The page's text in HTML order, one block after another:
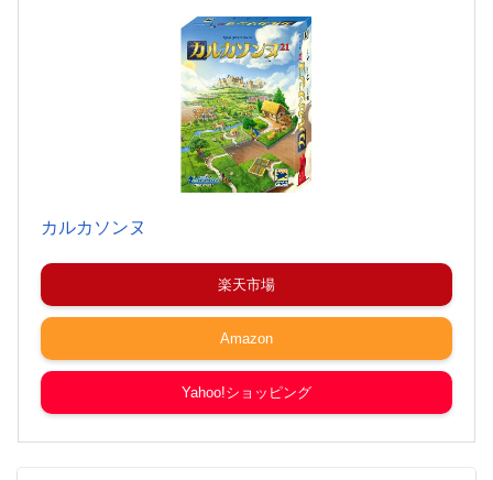
カルカソンヌ
楽天市場
Amazon
Yahoo!ショッピング